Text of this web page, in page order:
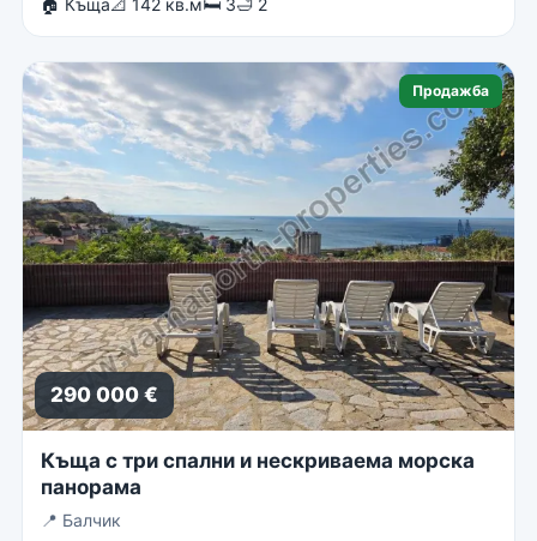
Продажба
290 000 €
Къща с три спални и нескриваема морска
панорама
📍 Балчик